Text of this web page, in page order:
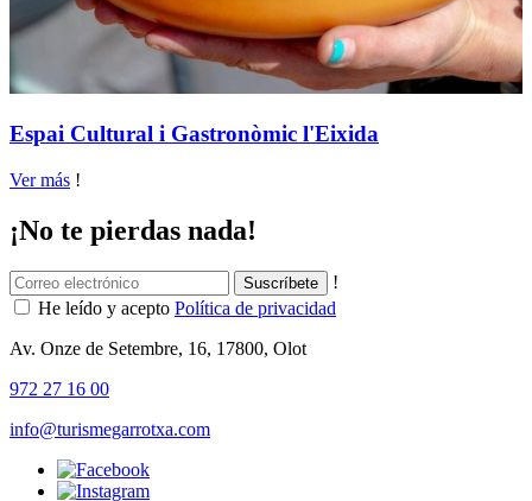
Espai Cultural i Gastronòmic l'Eixida
Ver más !
¡No te pierdas nada!
!
He leído y acepto Política de privacidad
Av. Onze de Setembre, 16, 17800, Olot
972 27 16 00
info@turismegarrotxa.com